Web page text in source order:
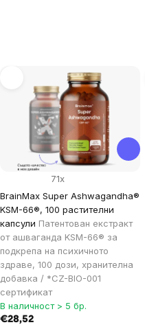
products
BrainMax Super Ashwagandha®
KSM-66®, 100 растителни
капсули Патентован екстракт
от ашваганда KSM-66® за
подкрепа на психичното
здраве, 100 дози, хранителна
добавка / *CZ-BIO-001
сертификат
71x
В наличност > 5 бр.
€28,52